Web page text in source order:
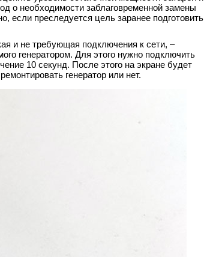
о необходимости заблаговременной замены
если преследуется цель заранее подготовить
и не требующая подключения к сети, –
генератором. Для этого нужно подключить
10 секунд. После этого на экране будет
генератор или нет.